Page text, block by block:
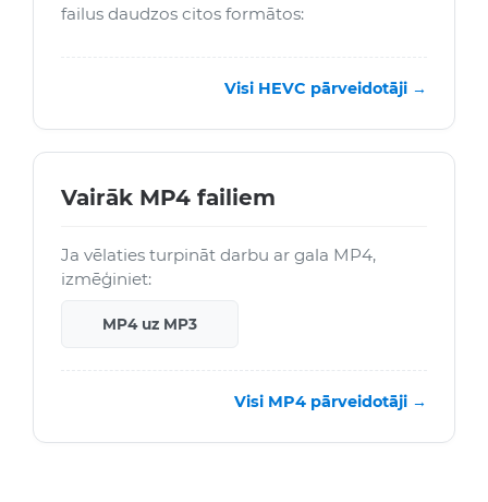
failus daudzos citos formātos:
Visi HEVC pārveidotāji →
Vairāk MP4 failiem
Ja vēlaties turpināt darbu ar gala MP4,
izmēģiniet:
MP4 uz MP3
Visi MP4 pārveidotāji →